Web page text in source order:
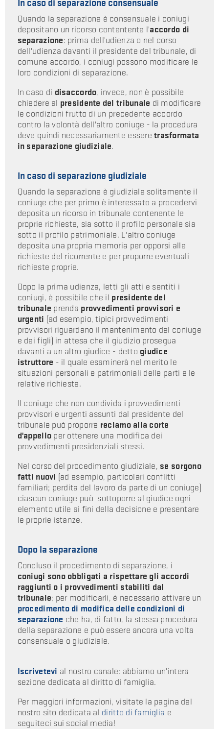
In caso di separazione consensuale
Quando la separazione è consensuale i coniugi
depositano un ricorso contentente l'accordo di
separazione: prima dell'udienza o nel corso
dell'udienza davanti il presidente del tribunale, di
comune accordo, i coniugi possono modificare le
loro condizioni di separazione.
In caso di disaccordo, invece, non è possibile
chiedere al presidente del tribunale di modificare
le condizioni frutto di un precedente accordo
contro la volontà dell'altro coniuge - la procedura
deve quindi necessariamente esseretrasformata
in separazione giudiziale.
In caso di separazione giudiziale
Quando la separazione è giudiziale solitamente il
coniuge che per primo è interessato a procedervi
deposita un ricorso in tribunale contenente le
proprie richieste, sia sotto il profilo personale sia
sotto il profilo patrimoniale. L'altro coniuge
deposita una propria memoria per opporsi alle
richieste del ricorrente e per proporre eventuali
richieste proprie.
Dopo la prima udienza, letti gli atti e sentiti i
coniugi, è possibile che il presidente del
tribunale prenda provvedimenti provvisori e
urgenti (ad esempio, tipici provvedimenti
provvisori riguardano il mantenimento del coniuge
e dei figli) in attesa che il giudizio prosegua
davanti a un altro giudice - detto giudice
istruttore - il quale esaminerà nel merito le
situazioni personali e patrimoniali delle parti e le
relative richieste.
Il coniuge che non condivida i provvedimenti
provvisori e urgenti assunti dal presidente del
tribunale può proporre reclamo alla corte
d'appello per ottenere una modifica dei
provvedimenti presidenziali stessi.
Nel corso del procedimento giudiziale, se sorgono
fatti nuovi (ad esempio, particolari conflitti
familiari; perdita del lavoro da parte di un coniuge)
ciascun coniuge può sottoporre al giudice ogni
elemento utile ai fini della decisione e presentare
le proprie istanze.
Dopo la separazione
Concluso il procedimento di separazione, i
coniugi sono obbligati a rispettare gli accordi
raggiunti o i provvedimenti stabiliti dal
tribunale; per modificarli, è necessario attivare un
procedimento di modifica delle condizioni di
separazione che ha, di fatto, la stessa procedura
della separazione e può essere ancora una volta
consensuale o giudiziale.
Iscrivetevi al nostro canale: abbiamo un'intera
sezione dedicata al diritto di famiglia.
Per maggiori informazioni, visitate la pagina del
nostro sito dedicata al diritto di famiglia e
seguiteci sui social media!